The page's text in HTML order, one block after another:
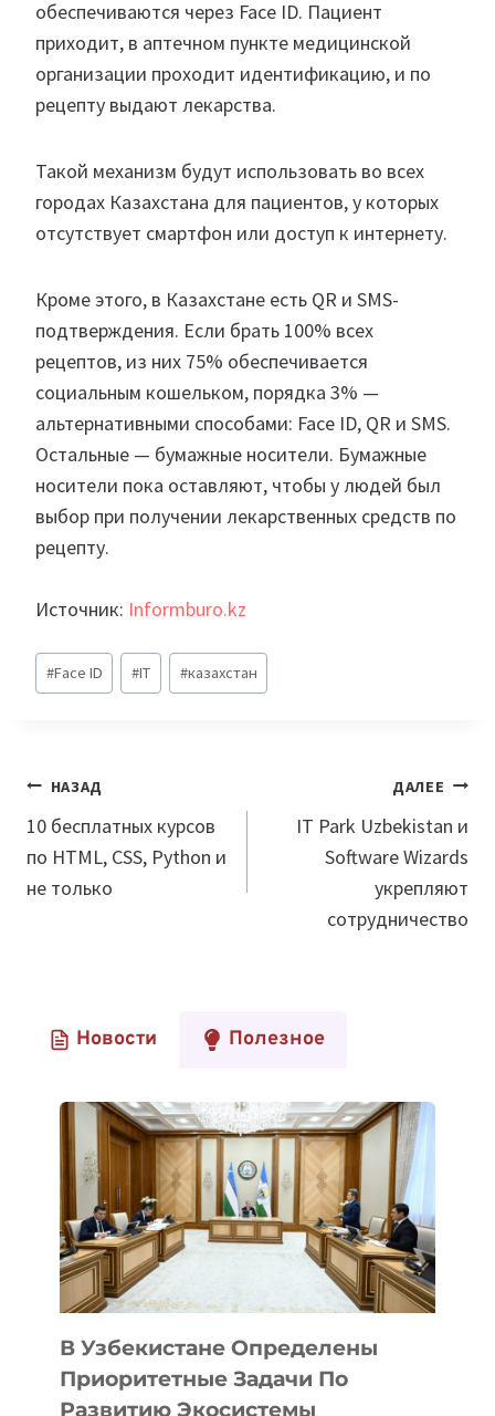
обеспечиваются через Face ID. Пациент
приходит, в аптечном пункте медицинской
организации проходит идентификацию, и по
рецепту выдают лекарства.
Такой механизм будут использовать во всех
городах Казахстана для пациентов, у которых
отсутствует смартфон или доступ к интернету.
Кроме этого, в Казахстане есть QR и SMS-
подтверждения. Если брать 100% всех
рецептов, из них 75% обеспечивается
социальным кошельком, порядка 3% —
альтернативными способами: Face ID, QR и SMS.
Остальные — бумажные носители. Бумажные
носители пока оставляют, чтобы у людей был
выбор при получении лекарственных средств по
рецепту.
Источник: Informburo.kz
Метки
записи:
#Face ID #IT #казахстан
Навигация
по
записям
НАЗАД
10 бесплатных курсов
по HTML, CSS, Python и
не только
ДАЛЕЕ
IT Park Uzbekistan и
Software Wizards
укрепляют
сотрудничество
Новости Полезное
В Узбекистане Определены
Приоритетные Задачи По
Развитию Экосистемы